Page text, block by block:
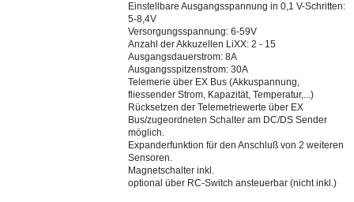
Einstellbare Ausgangsspannung in 0,1 V-Schritten:
5-8,4V
Versorgungsspannung: 6-59V
Anzahl der Akkuzellen LiXX: 2 - 15
Ausgangsdauerstrom: 8A
Ausgangsspitzenstrom: 30A
Telemerie über EX Bus (Akkuspannung,
fliessender Strom, Kapazität, Temperatur,...)
Rücksetzen der Telemetriewerte über EX
Bus/zugeordneten Schalter am DC/DS Sender
möglich.
Expanderfunktion für den Anschluß von 2 weiteren
Sensoren.
Magnetschalter inkl.
optional über RC-Switch ansteuerbar (nicht inkl.)